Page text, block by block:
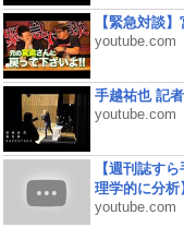
【緊急対談
youtube.com
手越祐也 記
youtube.com
【週刊誌す
理学的に分析】
youtube.com